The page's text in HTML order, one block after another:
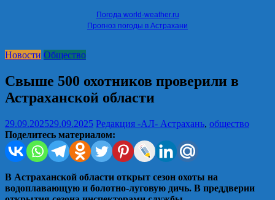
Погода world-weather.ru
Прогноз погоды в Астрахани
Новости Общество
Свыше 500 охотников проверили в
Астраханской области
29.09.202529.09.2025 Редакция -АЛ- Астрахань, общество
Поделитесь материалом:
В Астраханской области открыт сезон охоты на
водоплавающую и болотно-луговую дичь. В преддверии